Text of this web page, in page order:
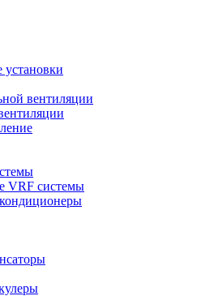
вентиляции
VRF системы